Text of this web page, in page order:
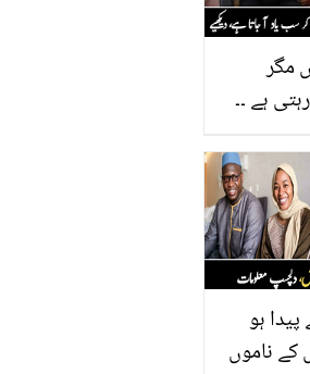
مگر
ہے ۔۔
9 بچے پیدا ہو
کے ناموں